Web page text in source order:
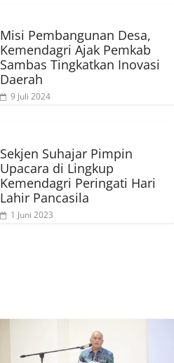
Misi Pembangunan Desa,
Kemendagri Ajak Pemkab
Sambas Tingkatkan Inovasi
Daerah
9 Juli 2024
Sekjen Suhajar Pimpin
Upacara di Lingkup
Kemendagri Peringati Hari
Lahir Pancasila
1 Juni 2023